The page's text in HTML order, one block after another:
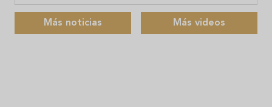
Más noticias Más videos